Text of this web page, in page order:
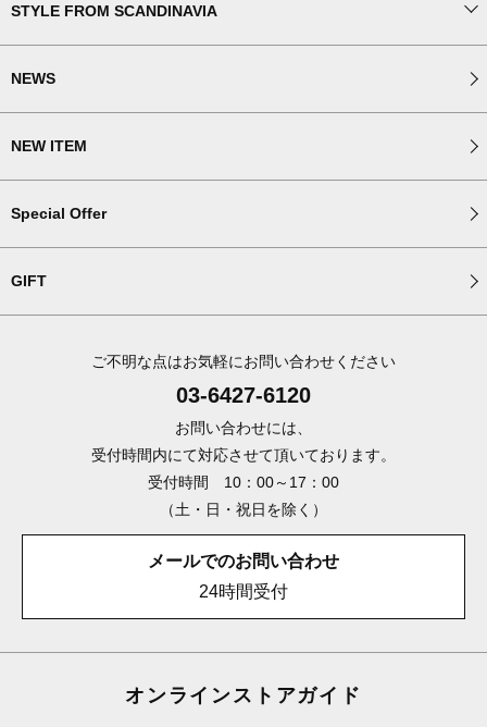
STYLE FROM SCANDINAVIA
NEWS
NEW ITEM
Special Offer
GIFT
ご不明な点はお気軽にお問い合わせください
03-6427-6120
お問い合わせには、
受付時間内にて対応させて頂いております。
受付時間 10：00～17：00
（土・日・祝日を除く）
メールでのお問い合わせ
24時間受付
オンラインストアガイド